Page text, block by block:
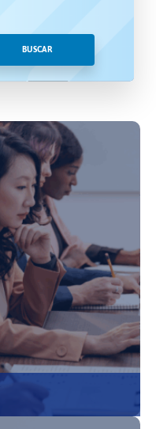
BUSCAR